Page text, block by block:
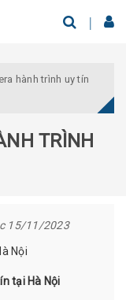
hành trình uy tín
TRÌNH
15/11/2023
Nội
tại Hà Nội